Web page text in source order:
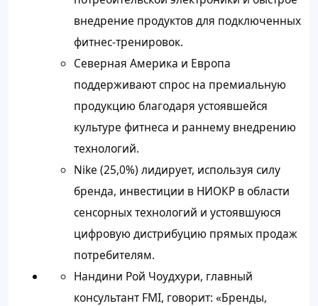
внедрение продуктов для подключенных
фитнес-тренировок.
Северная Америка и Европа
поддерживают спрос на премиальную
продукцию благодаря устоявшейся
культуре фитнеса и раннему внедрению
технологий.
Nike (25,0%) лидирует, используя силу
бренда, инвестиции в НИОКР в области
сенсорных технологий и устоявшуюся
цифровую дистрибуцию прямых продаж
потребителям.
Нандини Рой Чоудхури, главный
консультант FMI, говорит: «Бренды,